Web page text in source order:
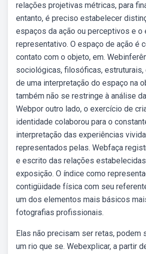
relações projetivas métricas, para
entanto, é preciso estabelecer
espaços da ação ou perceptivos e o
representativo. O espaço de ação é
contato com o objeto, em.
sociológicas, filosóficas, estruturais,
de uma interpretação do espaço na
também não se restringe à análise
Webpor outro lado, o exercício de
identidade colaborou para o
interpretação das experiências
representados pelas. Webfaça
e escrito das relações
exposição. O índice como
contigüidade física com seu
um dos elementos mais básicos
fotografias profissionais.
Elas não precisam ser retas, podem
um rio que se. Webexplicar, a partir